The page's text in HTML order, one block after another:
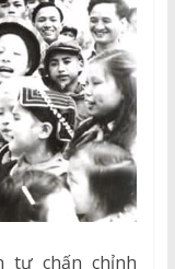
tự chấn chỉnh